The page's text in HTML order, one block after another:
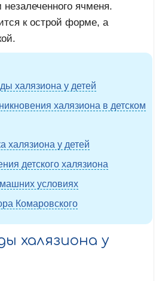
ячменя.
к острой форме, а
халязиона у детей
халязиона в детском
халязиона у детей
детского халязиона
условиях
Комаровского
халязиона у